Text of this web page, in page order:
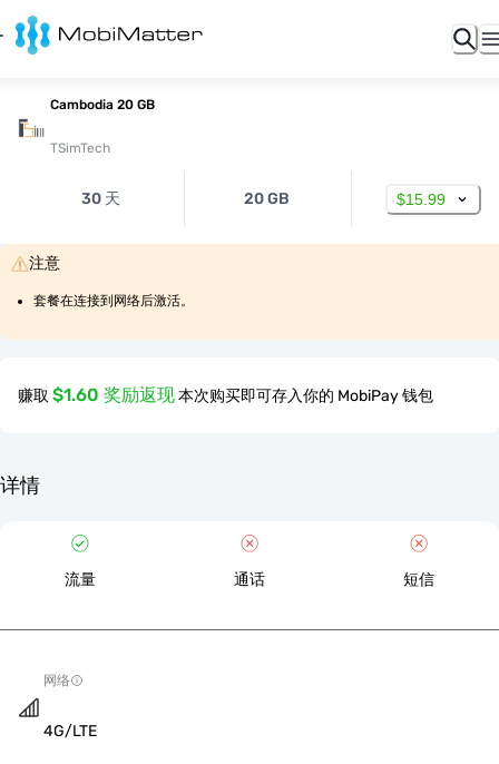
Cambodia 20 GB
TSimTech
30 天 20 GB $15.99
注意
套餐在连接到网络后激活。
赚取 $1.60 奖励返现本次购买即可存入你的 MobiPay 钱包
详情
流量 通话 短信
网络
4G/LTE